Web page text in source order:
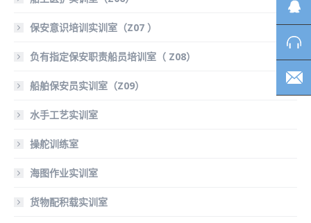
保安意识培训实训室（Z07 ）
负有指定保安职责船员培训室（ Z08）
船舶保安员实训室（Z09）
水手工艺实训室
操舵训练室
海图作业实训室
货物配积载实训室